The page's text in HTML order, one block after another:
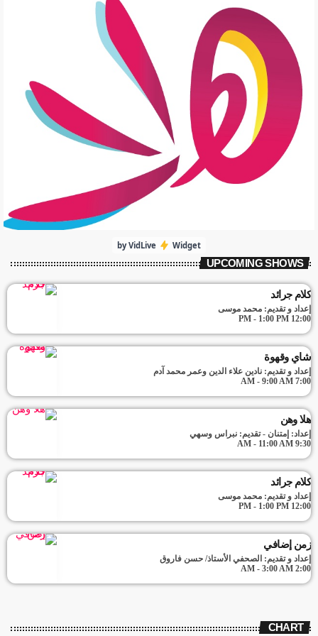
Widget
by VidLive
UPCOMING SHOWS
كلام جرائد
إعداد و تقديم: محمد موسى
12:00 PM - 1:00 PM
شاي وقهوة
إعداد و تقديم: نادين علاء الدين وعمر محمد آدم
7:00 AM - 9:00 AM
هلا وهن
إعداد: إمتنان - تقديم: نبراس وسهي
9:30 AM - 11:00 AM
كلام جرائد
إعداد و تقديم: محمد موسى
12:00 PM - 1:00 PM
زمن إضافي
إعداد و تقديم: الصحفي الأستاذ/ حسن فاروق
2:00 AM - 3:00 AM
CHART